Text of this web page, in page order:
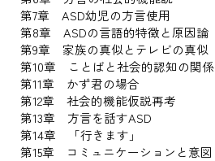
第7章 ASD幼児の方言使用
第8章 ASDの言語的特徴と原因論
第9章 家族の真似とテレビの真似
第10章 ことばと社会的認知の関係
第11章 かず君の場合
第12章 社会的機能仮説再考
第13章 方言を話すASD
第14章 「行きます」
第15章 コミュニケーションと意図